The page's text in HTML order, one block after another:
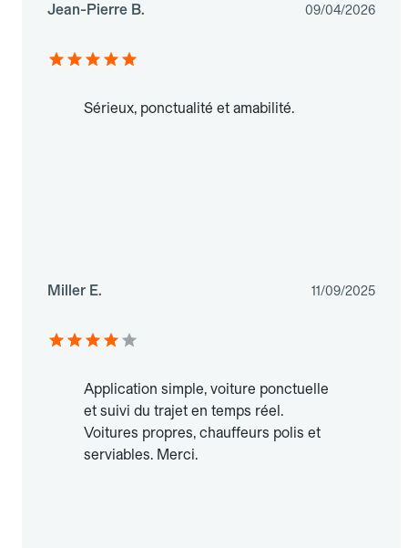
Jean-Pierre B. 09/04/2026
Sérieux, ponctualité et amabilité.
Miller E. 11/09/2025
Application simple, voiture ponctuelle
et suivi du trajet en temps réel.
Voitures propres, chauffeurs polis et
serviables. Merci.